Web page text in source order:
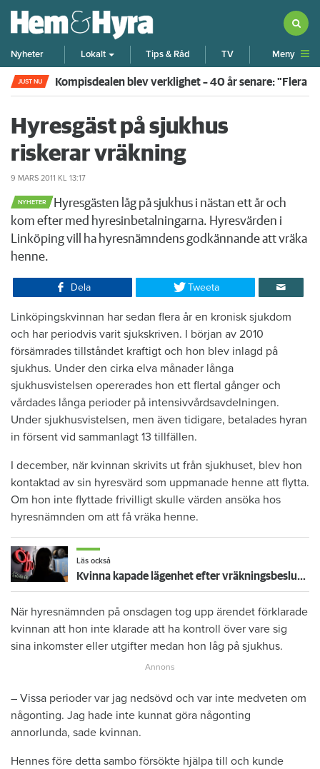
Nyheter Lokalt Tips & Råd TV Meny
JUST NU Kompisdealen blev verklighet – 40 år senare: "Flera
Hyresgäst på sjukhus
riskerar vräkning
9 MARS 2011 KL 13:17
NYHETER
​Hyresgästen låg på sjukhus i nästan ett år och
kom efter med hyresinbetalningarna. Hyresvärden i
Linköping vill ha hyresnämndens godkännande att vräka
henne.
Dela Tweeta
​Linköpingskvinnan har sedan flera år en kronisk sjukdom
och har periodvis varit sjukskriven. I början av 2010
försämrades tillståndet kraftigt och hon blev inlagd på
sjukhus. Under den cirka elva månader långa
sjukhusvistelsen opererades hon ett flertal gånger och
vårdades långa perioder på intensivvårdsavdelningen.
Under sjukhusvistelsen, men även tidigare, betalades hyran
in försent vid sammanlagt 13 tillfällen.
I december, när kvinnan skrivits ut från sjukhuset, blev hon
kontaktad av sin hyresvärd som uppmanade henne att flytta.
Om hon inte flyttade frivilligt skulle värden ansöka hos
hyresnämnden om att få vräka henne.
Läs också
Kvinna kapade lägenhet efter vräkningsbeslut – får betala 50 000
När hyresnämnden på onsdagen tog upp ärendet förklarade
kvinnan att hon inte klarade att ha kontroll över vare sig
sina inkomster eller utgifter medan hon låg på sjukhus.
– Vissa perioder var jag nedsövd och var inte medveten om
någonting. Jag hade inte kunnat göra någonting
annorlunda, sade kvinnan.
Hennes före detta sambo försökte hjälpa till och kunde